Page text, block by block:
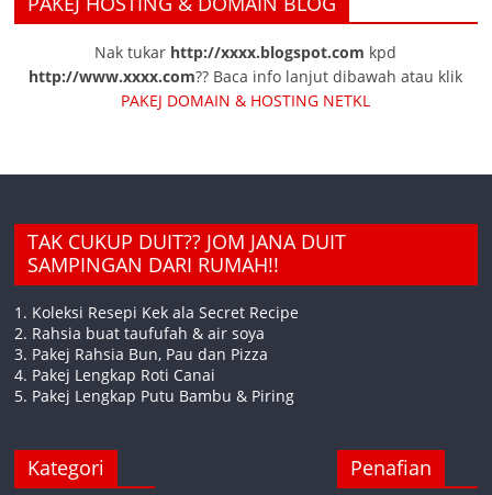
Nak tukar http://xxxx.blogspot.com kpd
http://www.xxxx.com?? Baca info lanjut dibawah atau klik
PAKEJ DOMAIN & HOSTING NETKL
TAK CUKUP DUIT?? JOM JANA DUIT
SAMPINGAN DARI RUMAH!!
1. Koleksi Resepi Kek ala Secret Recipe
2. Rahsia buat taufufah & air soya
3. Pakej Rahsia Bun, Pau dan Pizza
4. Pakej Lengkap Roti Canai
5. Pakej Lengkap Putu Bambu & Piring
Kategori Penafian